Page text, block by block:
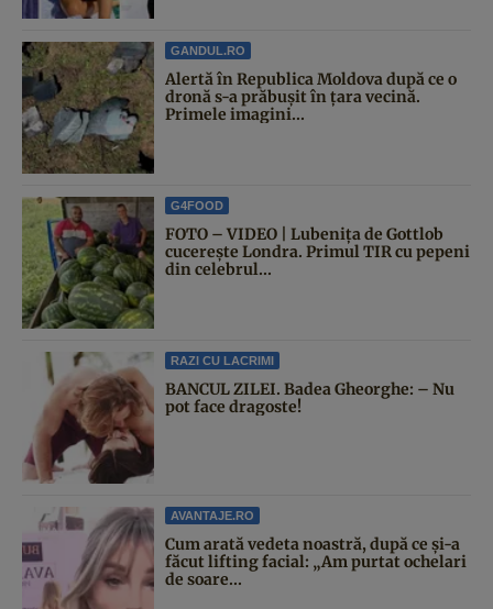
GANDUL.RO
Alertă în Republica Moldova după ce o
dronă s-a prăbușit în țara vecină.
Primele imagini...
G4FOOD
FOTO – VIDEO | Lubenița de Gottlob
cucerește Londra. Primul TIR cu pepeni
din celebrul...
RAZI CU LACRIMI
BANCUL ZILEI. Badea Gheorghe: – Nu
pot face dragoste!
AVANTAJE.RO
Cum arată vedeta noastră, după ce și-a
făcut lifting facial: „Am purtat ochelari
de soare...